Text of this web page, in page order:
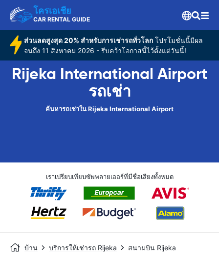
โครเอเชีย
CAR RENTAL GUIDE
ส่วนลดสูงสุด 20% สำหรับการเช่ารถทั่วโลกโปรโมชั่นนี้มีผล
จนถึง 11 สิงหาคม 2026 - รีบคว้าโอกาสนี้ไว้ตั้งแต่วันนี้!
Rijeka International Airport
รถเช่า
ค้นหารถเช่าใน Rijeka International Airport
เราเปรียบเทียบซัพพลายเออร์ที่มีชื่อเสียงทั้งหมด
บ้าน บริการให้เช่ารถ Rijeka สนามบิน Rijeka